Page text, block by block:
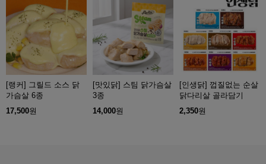
[랭커] 그릴드 소스 닭
가슴살 6종
17,500원
[맛있닭] 스팀 닭가슴살
3종
14,000원
[인생닭] 껍질없는 순살
닭다리살 골라담기
2,350원